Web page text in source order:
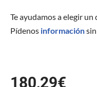
Te ayudamos a elegir
Pídenos información
180,29€